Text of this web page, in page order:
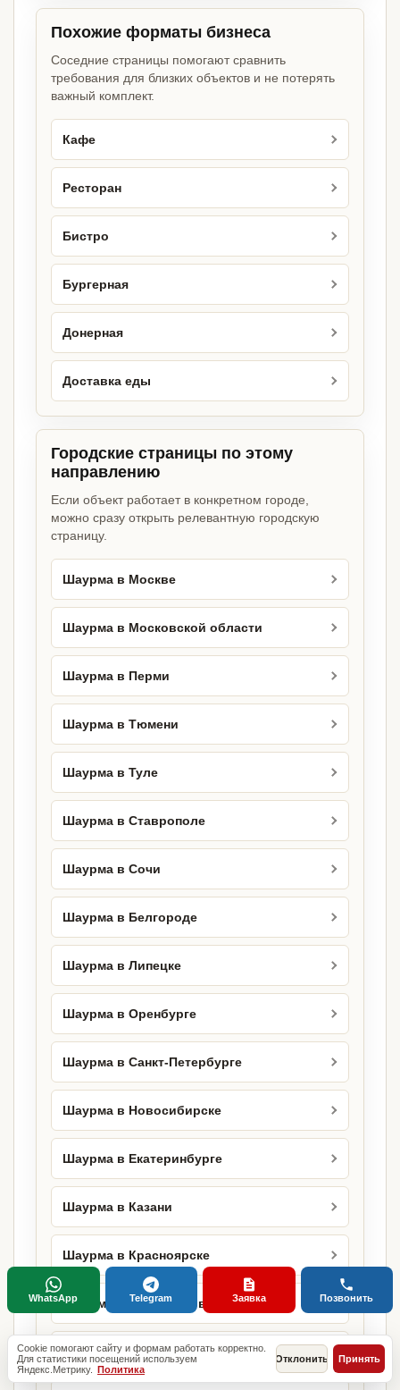
Похожие форматы бизнеса
Соседние страницы помогают сравнить
требования для близких объектов и не потерять
важный комплект.
Кафе
Ресторан
Бистро
Бургерная
Донерная
Доставка еды
Городские страницы по этому
направлению
Если объект работает в конкретном городе,
можно сразу открыть релевантную городскую
страницу.
Шаурма в Москве
Шаурма в Московской области
Шаурма в Перми
Шаурма в Тюмени
Шаурма в Туле
Шаурма в Ставрополе
Шаурма в Сочи
Шаурма в Белгороде
Шаурма в Липецке
Шаурма в Оренбурге
Шаурма в Санкт-Петербурге
Шаурма в Новосибирске
Шаурма в Екатеринбурге
Шаурма в Казани
Шаурма в Красноярске
Шаурма в Нижнем Новгороде
Шаурма в Челябинске
Cookie помогают сайту и формам работать корректно.
Для статистики посещений используем
Яндекс.Метрику. Политика
Отклонить Принять
WhatsApp Telegram Заявка Позвонить